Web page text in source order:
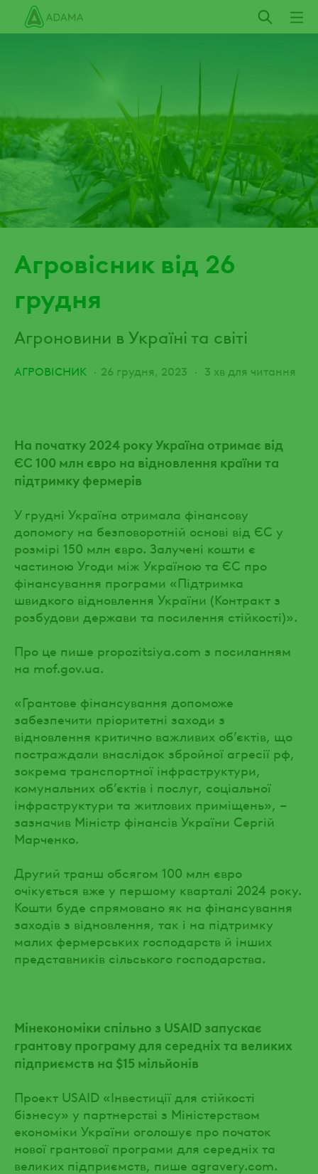
Пропустити
Агровісник від 26
грудня
Агроновини в Україні та світі
АГРОВІСНИК 26 грудня, 2023 3 хв для читання
На початку 2024 року Україна отримає від
ЄС 100 млн євро на відновлення країни та
підтримку фермерів
У грудні Україна отримала фінансову
допомогу на безповоротній основі від ЄС у
розмірі 150 млн євро. Залучені кошти є
частиною Угоди між Україною та ЄС про
фінансування програми «Підтримка
швидкого відновлення України (Контракт з
розбудови держави та посилення стійкості)».
Про це пише propozitsiya.com з посиланням
на mof.gov.ua.
«Грантове фінансування допоможе
забезпечити пріоритетні заходи з
відновлення критично важливих об’єктів, що
постраждали внаслідок збройної агресії рф,
зокрема транспортної інфраструктури,
комунальних об’єктів і послуг, соціальної
інфраструктури та житлових приміщень», –
зазначив Міністр фінансів України Сергій
Марченко.
Другий транш обсягом 100 млн євро
очікується вже у першому кварталі 2024 року.
Кошти буде спрямовано як на фінансування
заходів з відновлення, так і на підтримку
малих фермерських господарств й інших
представників сільського господарства.
Мінекономіки спільно з USAID запускає
грантову програму для середніх та великих
підприємств на $15 мільйонів
Проект USAID «Інвестиції для стійкості
бізнесу» у партнерстві з Міністерством
економіки України оголошує про початок
нової грантової програми для середніх та
великих підприємств, пише agravery.com.